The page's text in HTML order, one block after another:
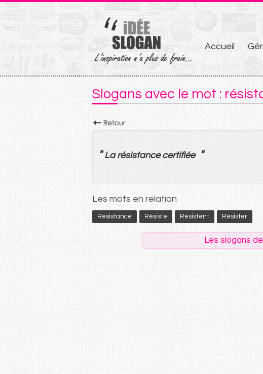
Aller
au
contenu
Accueil
Slogans avec le mot :
" La résistance certifiée "
Les mots en relation
Résistance Résiste Résistent Résister
Les slogans